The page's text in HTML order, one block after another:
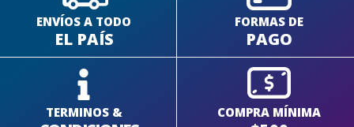
ENVÍOS A TODO
EL PAÍS
FORMAS DE
PAGO
TERMINOS & COMPRA MÍNIMA